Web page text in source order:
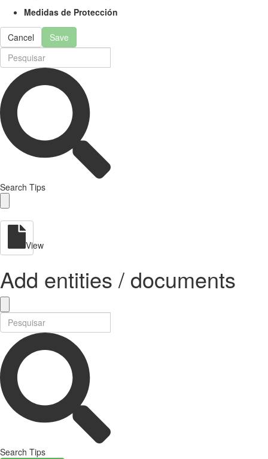
Medidas de Protección
Cancel Save
Search Tips
View
Add entities / documents
Search Tips